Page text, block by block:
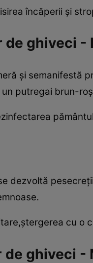
încăperii şi
de ghiveci -
şi semanifestă
putregai brun-
dezvoltă
cu o
de ghiveci